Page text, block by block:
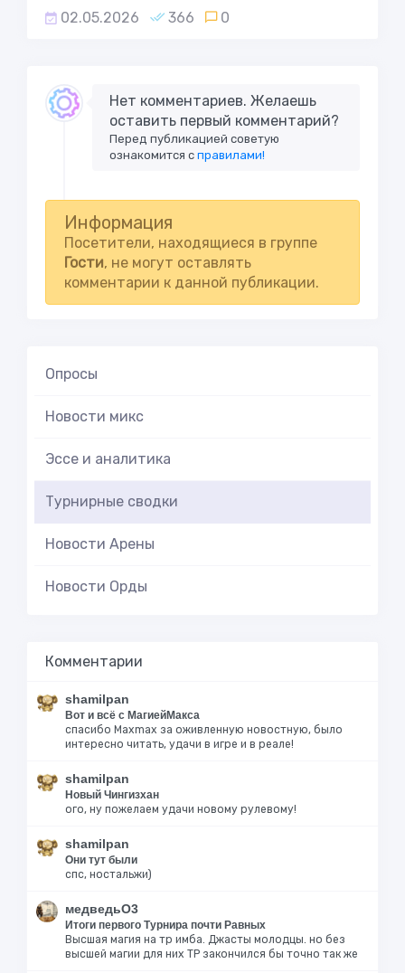
02.05.2026 366 0
Нет комментариев. Желаешь
оставить первый комментарий?
Перед публикацией советую
ознакомится справилами!
Информация
Посетители, находящиеся в группе
Гости, не могут оставлять
комментарии к данной публикации.
Опросы
Новости микс
Эссе и аналитика
Турнирные сводки
Новости Арены
Новости Орды
Комментарии
shamilpan
Вот и всё с МагиейМакса
спасибо Maxmax за оживленную новостную, было
интересно читать, удачи в игре и в реале!
shamilpan
Новый Чингизхан
ого, ну пожелаем удачи новому рулевому!
shamilpan
Они тут были
спс, ностальжи)
медведьО3
Итоги первого Турнира почти Равных
Высшая магия на тр имба. Джасты молодцы. но без
высшей магии для них ТР закончился бы точно так же